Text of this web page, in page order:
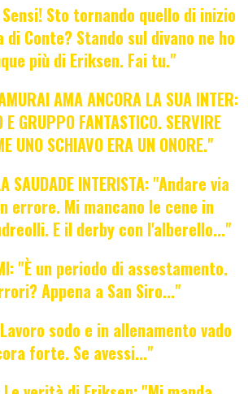
Sto tornando quello di inizio
Conte? Stando sul divano ne ho
più di Eriksen. Fai tu."
AMA ANCORA LA SUA INTER:
E GRUPPO FANTASTICO. SERVIRE
UNO SCHIAVO ERA UN ONORE."
SAUDADE INTERISTA: "Andare via
errore. Mi mancano le cene in
E il derby con l'alberello..."
"È un periodo di assestamento.
Appena a San Siro..."
sodo e in allenamento vado
forte. Se avessi..."